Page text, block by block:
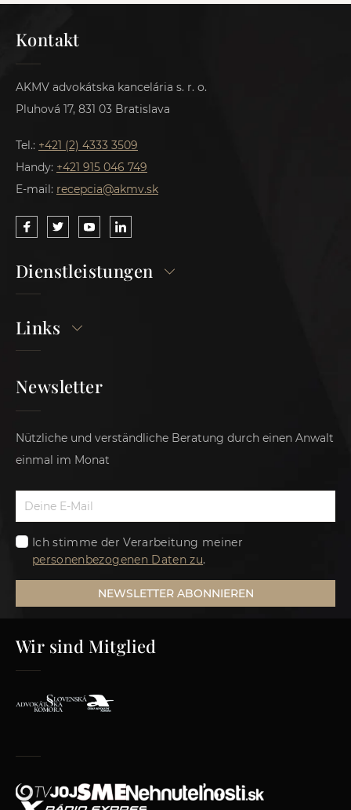
Kontakt
AKMV advokátska kancelária s. r. o.
Pluhová 17, 831 03 Bratislava
Tel.: +421 (2) 4333 3509
Handy: +421 915 046 749
E-mail: recepcia@akmv.sk
Dienstleistungen
Links
Newsletter
Nützliche und verständliche Beratung durch einen Anwalt
einmal im Monat
Ich stimme der Verarbeitung meiner
personenbezogenen Daten zu.
NEWSLETTER ABONNIEREN
Wir sind Mitglied